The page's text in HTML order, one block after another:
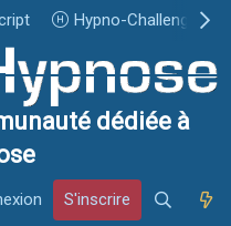
Hypno-Challenge
dédiée à
S'inscrire